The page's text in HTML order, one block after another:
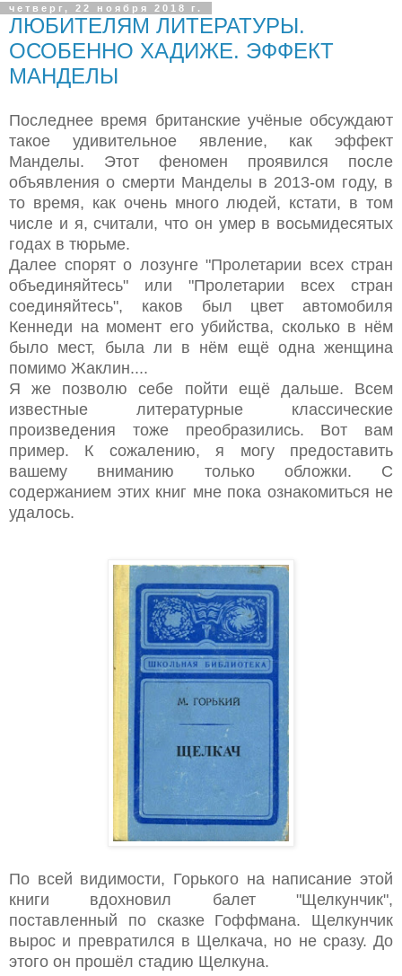
четверг, 22 ноября 2018 г.
ЛЮБИТЕЛЯМ ЛИТЕРАТУРЫ.
ОСОБЕННО ХАДИЖЕ. ЭФФЕКТ
МАНДЕЛЫ
Последнее время британские учёные обсуждают
такое удивительное явление, как эффект
Манделы. Этот феномен проявился после
объявления о смерти Манделы в 2013-ом году, в
то время, как очень много людей, кстати, в том
числе и я, считали, что он умер в восьмидесятых
годах в тюрьме.
Далее спорят о лозунге "Пролетарии всех стран
объединяйтесь" или "Пролетарии всех стран
соединяйтесь", каков был цвет автомобиля
Кеннеди на момент его убийства, сколько в нём
было мест, была ли в нём ещё одна женщина
помимо Жаклин....
Я же позволю себе пойти ещё дальше. Всем
известные литературные классические
произведения тоже преобразились. Вот вам
пример. К сожалению, я могу предоставить
вашему вниманию только обложки. С
содержанием этих книг мне пока ознакомиться не
удалось.
По всей видимости, Горького на написание этой
книги вдохновил балет "Щелкунчик",
поставленный по сказке Гоффмана. Щелкунчик
вырос и превратился в Щелкача, но не сразу. До
этого он прошёл стадию Щелкуна.